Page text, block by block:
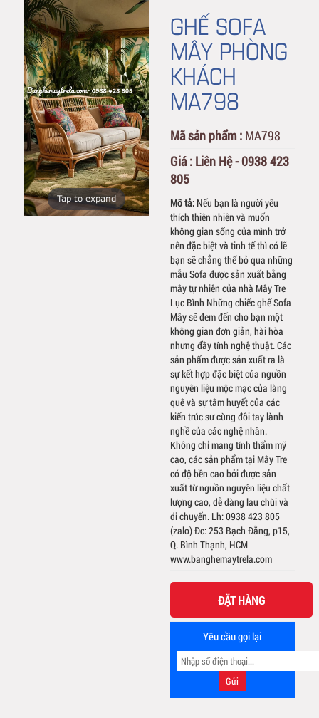
Tap to expand
GHẾ SOFA
MÂY PHÒNG
KHÁCH
MA798
Mã sản phẩm : MA798
Giá : Liên Hệ - 0938 423
805
Mô tả: Nếu bạn là người yêu
thích thiên nhiên và muốn
không gian sống của mình trở
nên đặc biệt và tinh tế thì có lẽ
bạn sẽ chẳng thể bỏ qua những
mẫu Sofa được sản xuất bằng
mây tự nhiên của nhà Mây Tre
Lục Bình Những chiếc ghế Sofa
Mây sẽ đem đến cho bạn một
không gian đơn giản, hài hòa
nhưng đầy tính nghệ thuật. Các
sản phẩm được sản xuất ra là
sự kết hợp đặc biệt của nguồn
nguyên liệu mộc mạc của làng
quê và sự tâm huyết của các
kiến trúc sư cùng đôi tay lành
nghề của các nghệ nhân.
Không chỉ mang tính thẩm mỹ
cao, các sản phẩm tại Mây Tre
có độ bền cao bởi được sản
xuất từ nguồn nguyên liệu chất
lượng cao, dễ dàng lau chùi và
di chuyển. Lh: 0938 423 805
(zalo) Đc: 253 Bạch Đằng, p15,
Q. Bình Thạnh, HCM
www.banghemaytrela.com
ĐẶT HÀNG
Yêu cầu gọi lại